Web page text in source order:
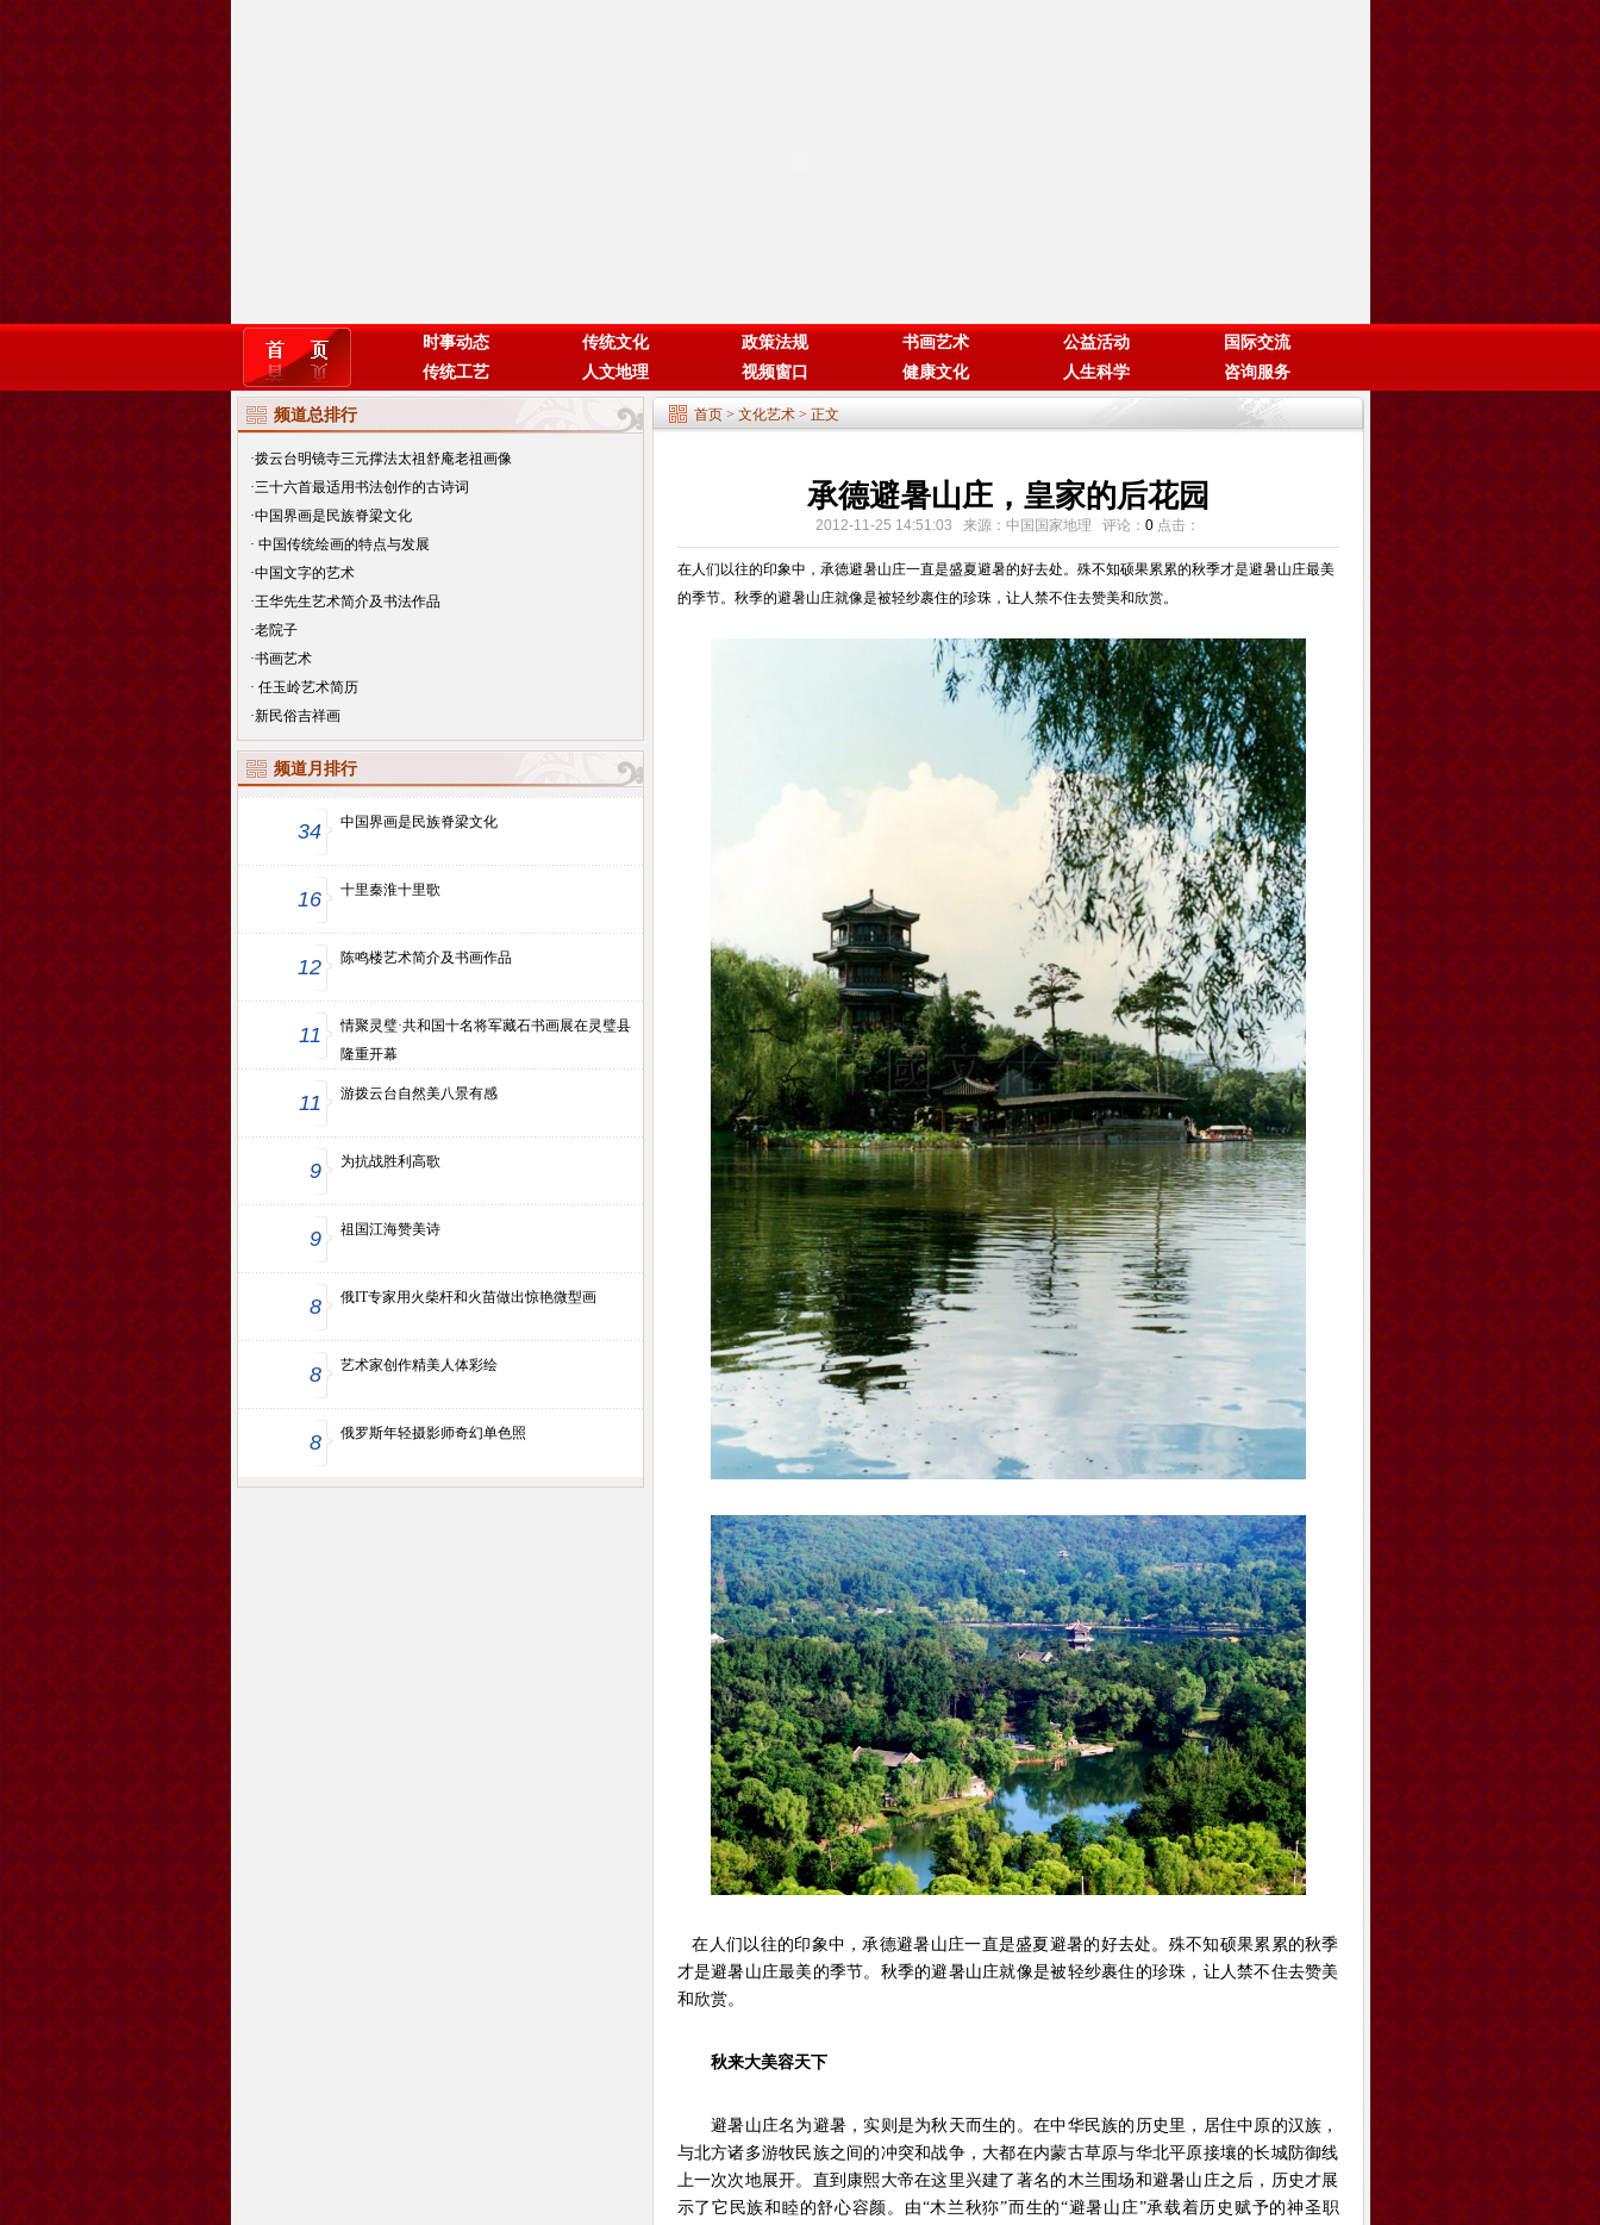
时事动态 传统文化 政策法规 书画艺术 公益活动
国际交流
传统工艺
人文地理 视频窗口 健康文化 人生科学 咨询服务
频道总排行
·拨云台明镜寺三元撑法太祖舒庵老祖画像
·三十六首最适用书法创作的古诗词
·中国界画是民族脊梁文化
· 中国传统绘画的特点与发展
·中国文字的艺术
·王华先生艺术简介及书法作品
·老院子
·书画艺术
· 任玉岭艺术简历
·新民俗吉祥画
频道月排行
34 中国界画是民族脊梁文化
16 十里秦淮十里歌
12 陈鸣楼艺术简介及书画作品
11
情聚灵璧·共和国十名将军藏石书画展在灵璧县
隆重开幕
11 游拨云台自然美八景有感
9 为抗战胜利高歌
9 祖国江海赞美诗
8 俄IT专家用火柴杆和火苗做出惊艳微型画
8 艺术家创作精美人体彩绘
8 俄罗斯年轻摄影师奇幻单色照
首页> 文化艺术> 正文
承德避暑山庄，皇家的后花园
2012-11-25 14:51:03 来源：中国国家地理 评论： 0 点击：
在人们以往的印象中，承德避暑山庄一直是盛夏避暑的好去处。殊不知硕果累累的秋季才是避暑山庄最美
的季节。秋季的避暑山庄就像是被轻纱裹住的珍珠，让人禁不住去赞美和欣赏。
在人们以往的印象中，承德避暑山庄一直是盛夏避暑的好去处。殊不知硕果累累的秋季
才是避暑山庄最美的季节。秋季的避暑山庄就像是被轻纱裹住的珍珠，让人禁不住去赞美
和欣赏。
秋来大美容天下
避暑山庄名为避暑，实则是为秋天而生的。在中华民族的历史里，居住中原的汉族，
与北方诸多游牧民族之间的冲突和战争，大都在内蒙古草原与华北平原接壤的长城防御线
上一次次地展开。直到康熙大帝在这里兴建了著名的木兰围场和避暑山庄之后，历史才展
示了它民族和睦的舒心容颜。由“木兰秋狝”而生的“避暑山庄”承载着历史赋予的神圣职